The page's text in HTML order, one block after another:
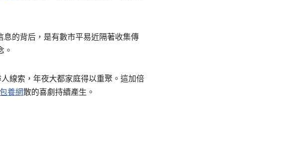
的背后，是有數市平易近隔著收集傳
。
線索，年夜大都家庭得以重聚。這加倍
養網散的喜劇持續產生。